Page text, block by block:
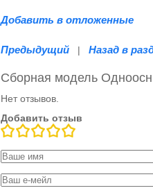
Добавить в отложенные
Предыдущий | Назад в
Сборная модель
Нет отзывов.
Добавить отзыв